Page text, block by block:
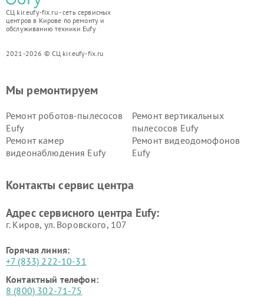
СЦ kir.eufy-fix.ru - сеть сервисных
центров в Кирове по ремонту и
обслуживанию техники Eufy
2021-2026 © СЦ kir.eufy-fix.ru
Мы ремонтируем
Ремонт роботов-пылесосов
Eufy
Ремонт вертикальных
пылесосов Eufy
Ремонт камер
видеонаблюдения Eufy
Ремонт видеодомофонов
Eufy
Контакты сервис центра
Адрес сервисного центра Eufy:
г. Киров, ул. Воровского, 107
Горячая линия:
+7 (833) 222-10-31
Контактный телефон:
8 (800) 302-71-75